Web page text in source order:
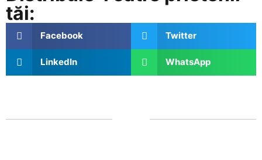
tăi:
Facebook Twitter
LinkedIn WhatsApp